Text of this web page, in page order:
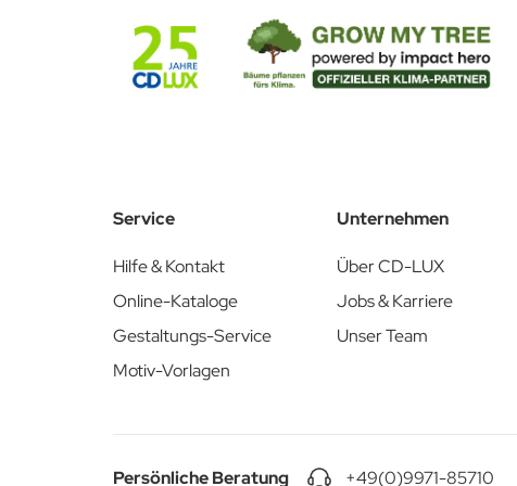
Laden Sie hier die passende Stanzkontur herunter:
Stanzkontur PDF & AI
Service
Hilfe & Kontakt
Online-Kataloge
Gestaltungs-Service
Motiv-Vorlagen
Unternehmen
Über CD-LUX
Jobs & Karriere
Unser Team
Persönliche Beratung +49(0)9971-85710